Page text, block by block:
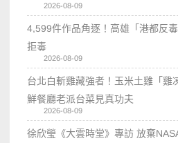
2026-08-09
4,599件作品角逐！高雄「港都反
拒毒
2026-08-09
台北白斬雞藏強者！玉米土雞「
鮮餐廳老派台菜見真功夫
2026-08-09
徐欣瑩《大雲時堂》專訪 放棄